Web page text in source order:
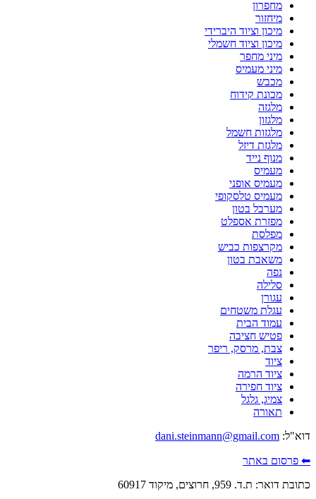
מחפרון
מיחזור
מיכון וציוד היברידי
מיכון וציוד חשמלי
מיני מחפר
מיני מעמיס
מכבש
מכונת קידוח
מלגזה
מלגזון
מלגזות חשמל
מלגזת דיזל
מנוף נייד
מעמיס
מעמיס אופני
מעמיס טלסקופי
מערבל בטון
מפזרת אספלט
מפלסת
מקרצפות כביש
משאבת בטון
נפה
סלילה
עגורן
עגלת משטחים
עמוד הבית
פטיש חציבה
צבת, מרסק, ריפר
ציוד
ציוד הרמה
ציוד חפירה
צמיג, גלגל
תאורה
דוא"ל: dani.steinmann@gmail.com
⬅ פרסום באתר
כתובת דואר: ת.ד. 959, חרוצים, מיקוד 60917